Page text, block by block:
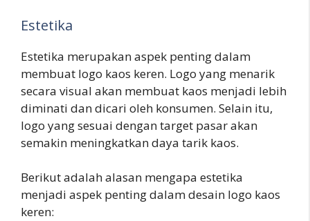
Estetika
Estetika merupakan aspek penting dalam
membuat logo kaos keren. Logo yang menarik
secara visual akan membuat kaos menjadi lebih
diminati dan dicari oleh konsumen. Selain itu,
logo yang sesuai dengan target pasar akan
semakin meningkatkan daya tarik kaos.
Berikut adalah alasan mengapa estetika
menjadi aspek penting dalam desain logo kaos
keren: